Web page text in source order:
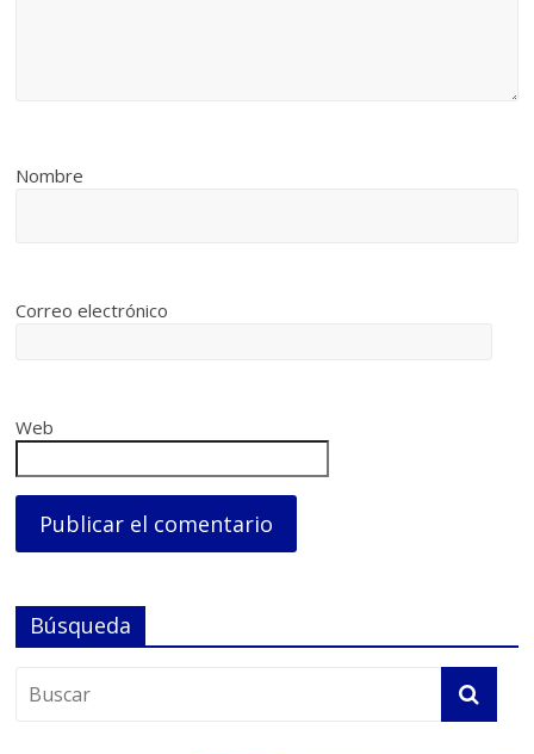
Nombre
Correo electrónico
Web
Búsqueda